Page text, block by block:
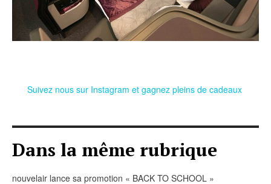
Suivez nous sur Instagram et gagnez pleins de cadeaux
Dans la même rubrique
nouvelair lance sa promotion « BACK TO SCHOOL »